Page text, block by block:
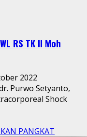
RS TK II Moh
2022
Purwo Setyanto,
Shock
PANGKAT